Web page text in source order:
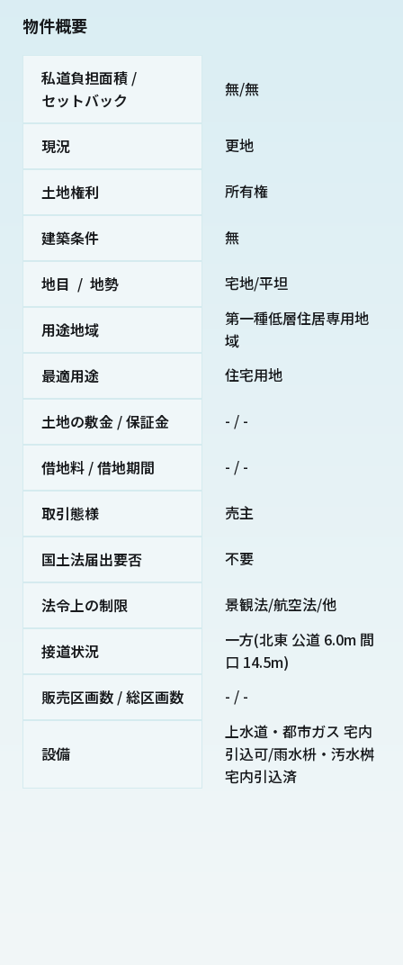
物件概要
私道負担面積 /
セットバック
無/無
現況 更地
土地権利 所有権
建築条件 無
地目 / 地勢 宅地/平坦
用途地域
第一種低層住居専用地
域
最適用途
住宅用地
土地の敷金 / 保証金 - / -
借地料 / 借地期間 - / -
取引態様 売主
国土法届出要否 不要
法令上の制限 景観法/航空法/他
接道状況
一方(北東 公道 6.0m 間
口 14.5m)
販売区画数 / 総区画数
- / -
設備
上水道・都市ガス 宅内
引込可/雨水枡・汚水桝
宅内引込済